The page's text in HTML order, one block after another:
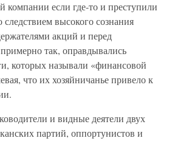
компании если где-то и преступили
высокого сознания
акций и перед
так, оправдывались
которых называли «финансовой
что их хозяйничанье привело к
и видные деятели двух
партий, оппортунистов и